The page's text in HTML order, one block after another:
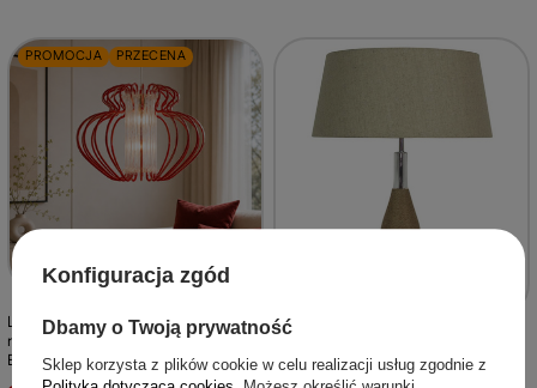
PROMOCJA PRZECENA
Lampa wisząca Imperia czerwona
nowoczesna do salonu pojedyncza
E27
beżowym lnianym abażurem 41 cm
Konfiguracja zgód
Dbamy o Twoją prywatność
Sklep korzysta z plików cookie w celu realizacji usług zgodnie z